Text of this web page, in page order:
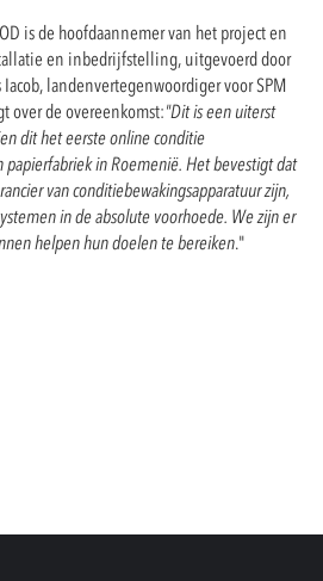
is de hoofdaannemer van het project en
en inbedrijfstelling, uitgevoerd door
Iacob, landenvertegenwoordiger voor SPM
over de overeenkomst:"Dit is een uiterst
dit het eerste online conditie
papierfabriek in Roemenië. Het bevestigt dat
van conditiebewakingsapparatuur zijn,
in de absolute voorhoede. We zijn er
helpen hun doelen te bereiken."